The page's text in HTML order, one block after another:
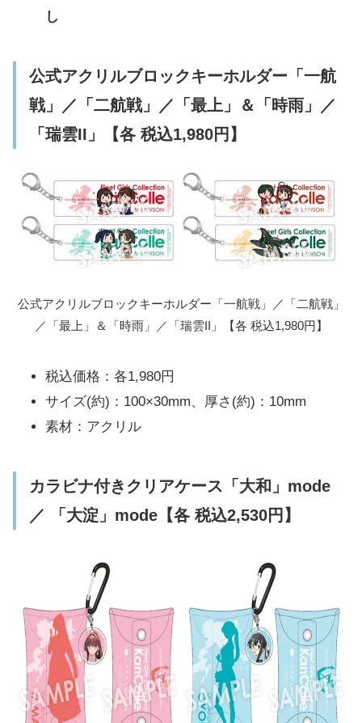
し
公式アクリルブロックキーホルダー「一航
戦」／「二航戦」／「最上」＆「時雨」／
「瑞雲II」【各 税込1,980円】
公式アクリルブロックキーホルダー「一航戦」／「二航戦」
／「最上」＆「時雨」／「瑞雲II」【各 税込1,980円】
税込価格：各1,980円
サイズ(約)：100×30mm、厚さ(約)：10mm
素材：アクリル
カラビナ付きクリアケース「大和」mode
／ 「大淀」mode【各 税込2,530円】